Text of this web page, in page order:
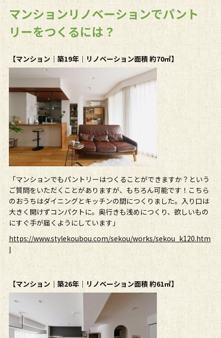
マンションリノベーションでパント
リーをつくるには？
【マンション｜築19年｜リノベーション面積 約70㎡】
「マンションでもパントリーはつくることができますか？という
ご質問をいただくことがありますが、もちろん可能です！こちら
のおうちはダイニングとキッチンの間につくりました。入り口は
大きく開けずコンパクトに。奥行きも浅めにつくり、欲しいもの
にすぐ手が届くようにしています」
https://www.stylekoubou.com/sekou/works/sekou_k120.htm
l
【マンション｜築26年｜リノベーション面積 約61㎡】